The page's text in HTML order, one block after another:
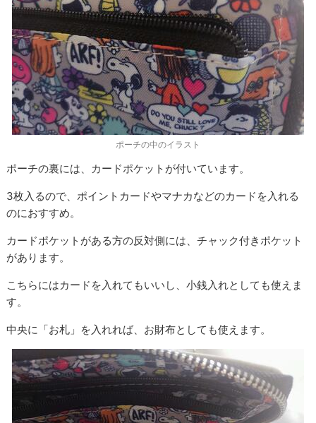
ポーチの中のイラスト
ポーチの裏には、カードポケットが付いています。
3枚入るので、ポイントカードやマナカなどのカードを入れる
のにおすすめ。
カードポケットがある方の反対側には、チャック付きポケット
があります。
こちらにはカードを入れてもいいし、小銭入れとしても使えま
す。
中央に「お札」を入れれば、お財布としても使えます。